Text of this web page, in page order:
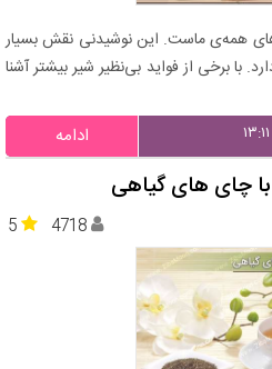
همه‌ی ماست. این نوشیدنی نقش بسیار
با برخی از فواید بی‌نظیر شیر بیشتر آشنا
ادامه
چای های گیاهی
5 4718